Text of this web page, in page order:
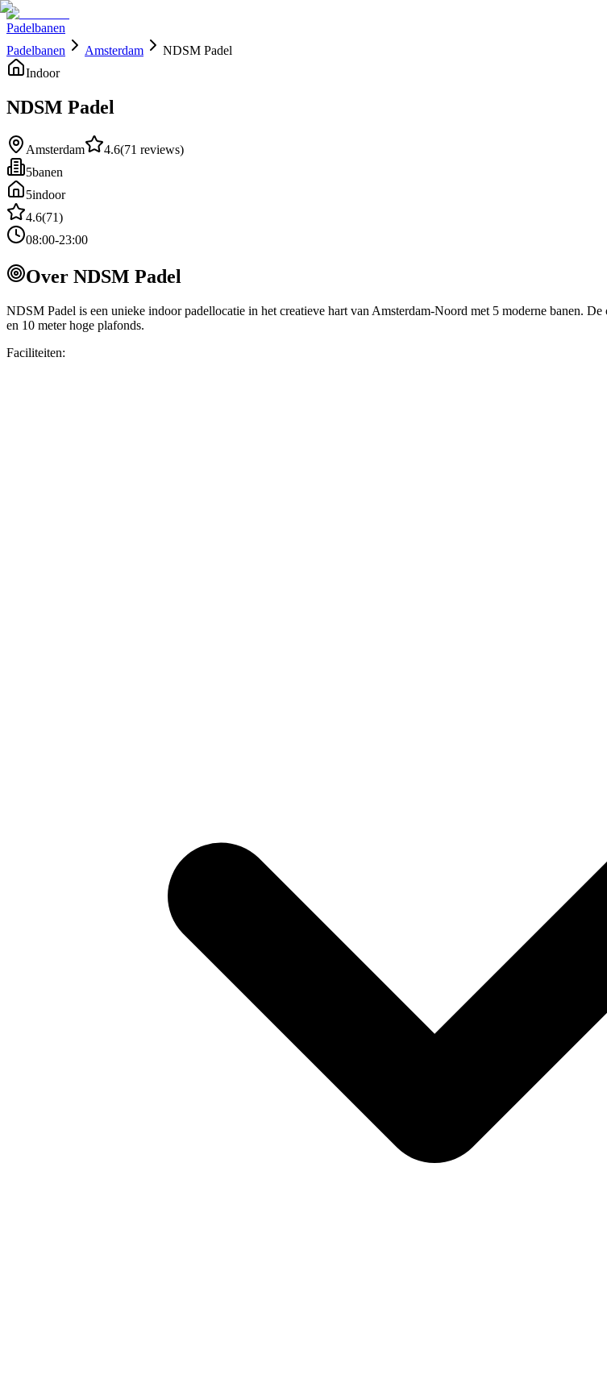
Padelbanen
Padelbanen
Amsterdam
NDSM Padel
Indoor
NDSM Padel
Amsterdam 4.6(71 reviews)
5banen
5indoor
4.6(71)
08:00-23:00
Over NDSM Padel
NDSM Padel is een unieke indoor padellocatie in het creatieve hart van Amsterdam-Noord met 5 moderne banen.
en 10 meter hoge plafonds.
Faciliteiten: